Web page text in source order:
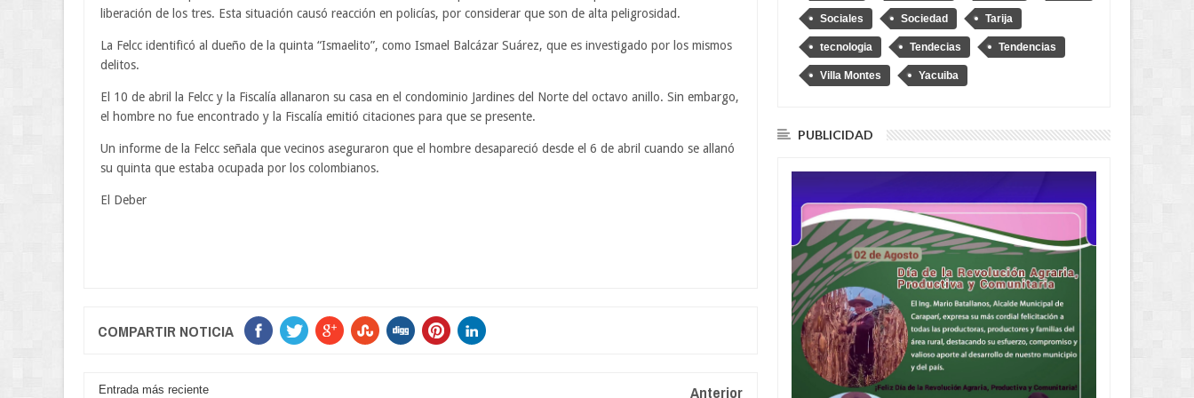
liberación de los tres. Esta situación causó reacción en policías, por considerar que son de alta peligrosidad.
La Felcc identificó al dueño de la quinta “Ismaelito”, como Ismael Balcázar Suárez, que es investigado por los mismos
delitos.
El 10 de abril la Felcc y la Fiscalía allanaron su casa en el condominio Jardines del Norte del octavo anillo. Sin embargo,
el hombre no fue encontrado y la Fiscalía emitió citaciones para que se presente.
Un informe de la Felcc señala que vecinos aseguraron que el hombre desapareció desde el 6 de abril cuando se allanó
su quinta que estaba ocupada por los colombianos.
El Deber
COMPARTIR NOTICIA
Entrada más reciente Anterior
Sociales Sociedad Tarija
tecnologia Tendecias Tendencias
Villa Montes Yacuiba
PUBLICIDAD